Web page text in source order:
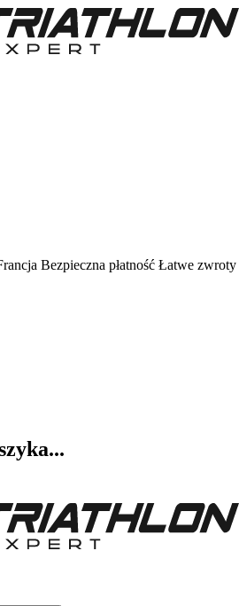
Bezpieczna płatność Łatwe zwroty